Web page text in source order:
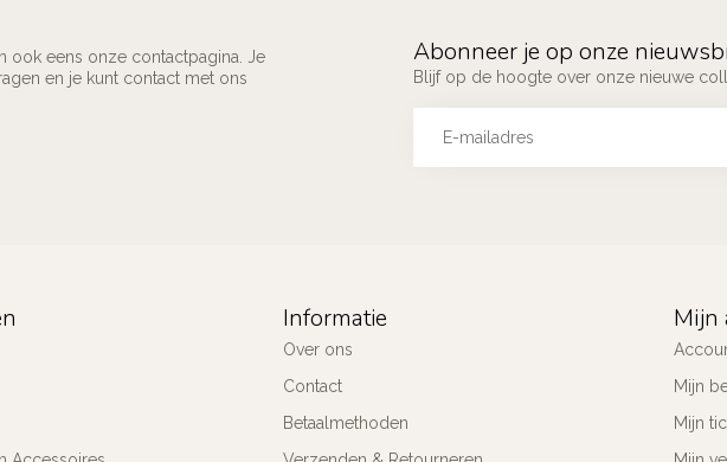
ook eens onze contactpagina. Je
en je kunt contact met ons
Abonneer je op onze
Blijf op de hoogte over onze nieuwe
Informatie
Over ons
Contact
Betaalmethoden
Mijn
Mijn
Mijn